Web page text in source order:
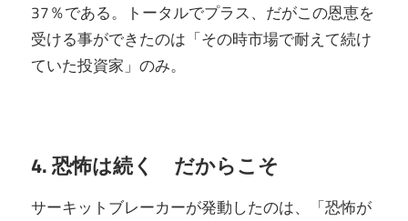
37％である。トータルでプラス、だがこの恩恵を
受ける事ができたのは「その時市場で耐えて続け
ていた投資家」のみ。
4. 恐怖は続く だからこそ
サーキットブレーカーが発動したのは、「恐怖が